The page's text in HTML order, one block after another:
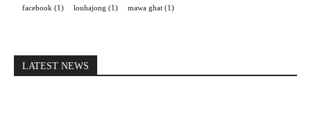
facebook (1) louhajong (1) mawa ghat (1)
LATEST NEWS